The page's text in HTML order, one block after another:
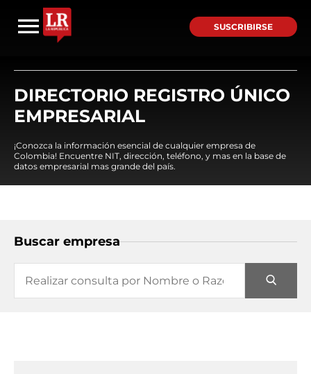
SUSCRIBIRSE
DIRECTORIO REGISTRO ÚNICO
EMPRESARIAL
¡Conozca la información esencial de cualquier empresa de
Colombia! Encuentre NIT, dirección, teléfono, y mas en la base de
datos empresarial mas grande del país.
Buscar empresa